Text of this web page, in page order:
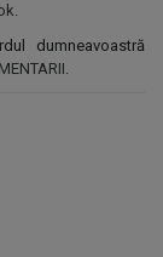
.
dumneavoastră
.